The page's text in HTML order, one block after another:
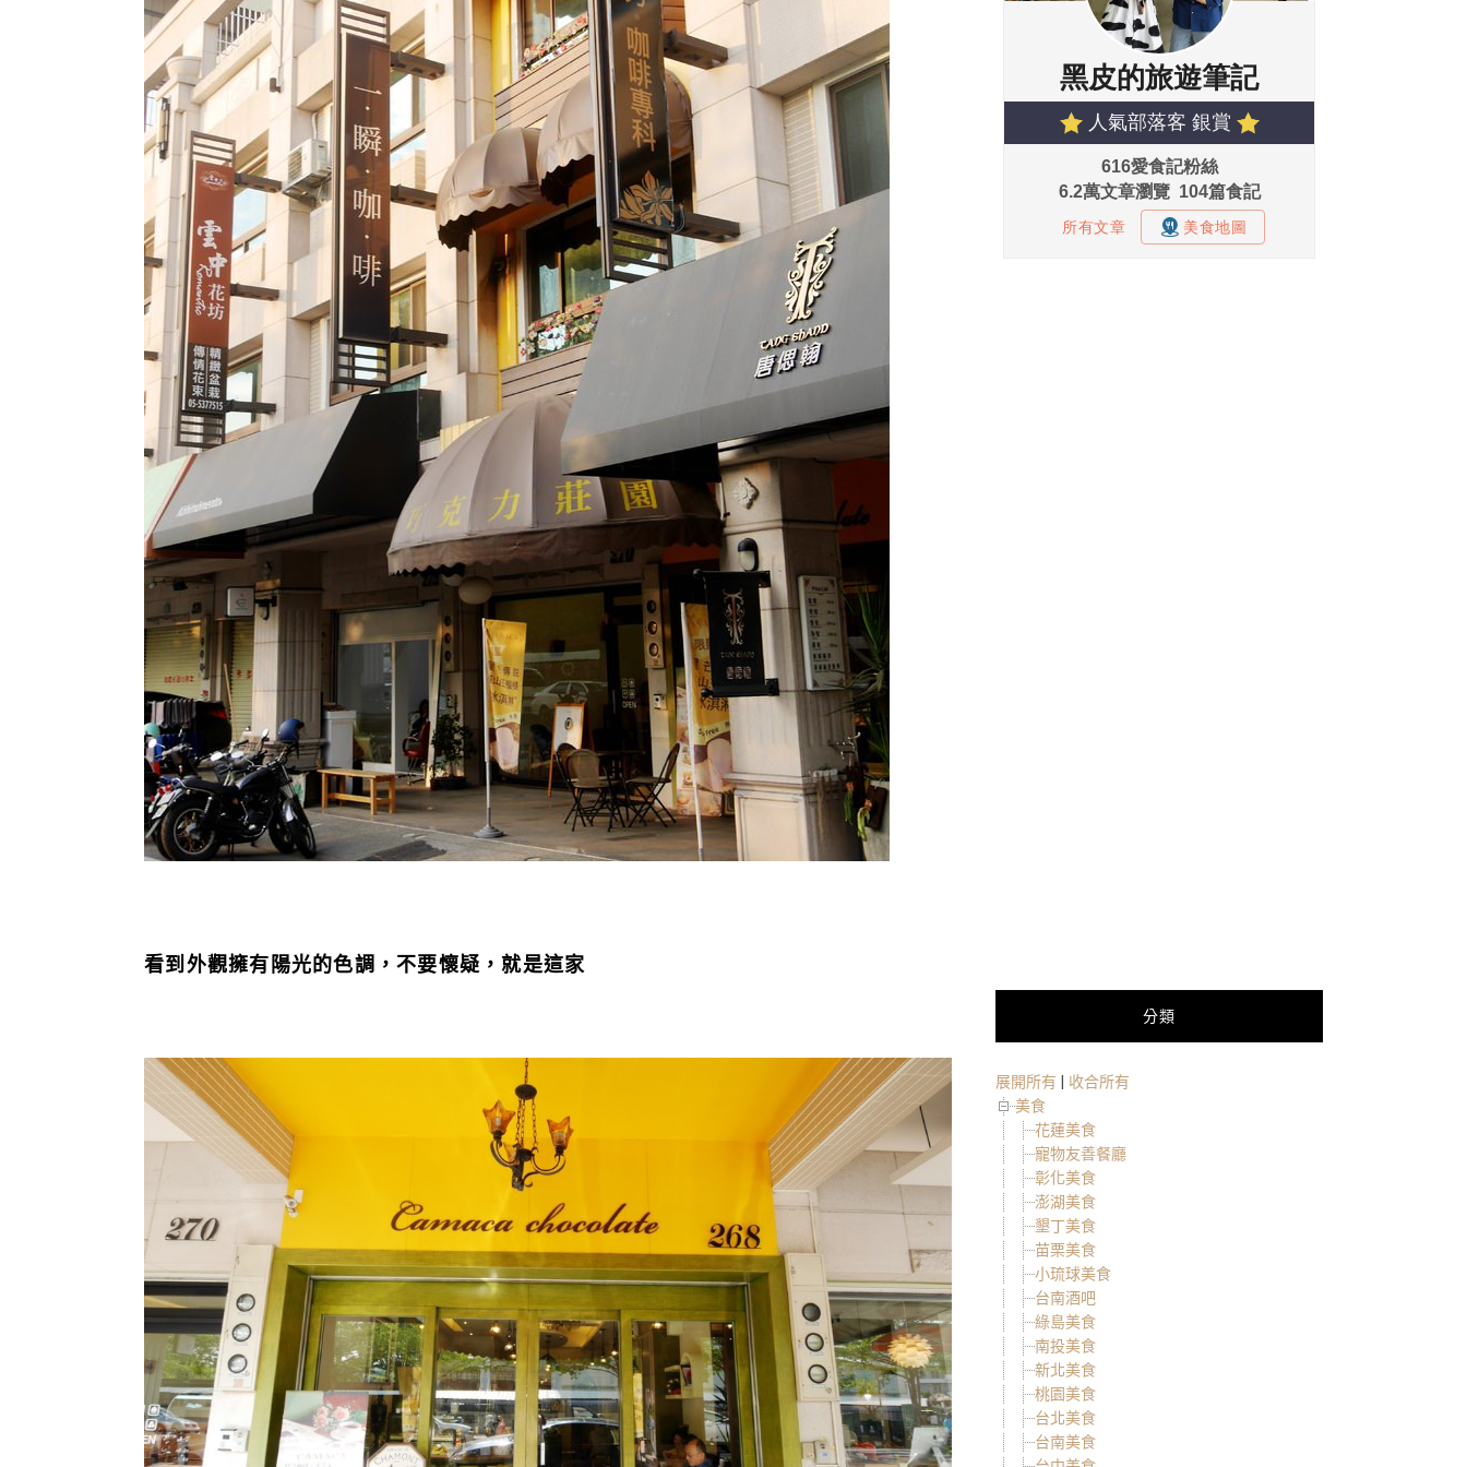
看到外觀擁有陽光的色調，不要懷疑，就是這家
分類
展開所有 | 收合所有
美食
花蓮美食
寵物友善餐廳
彰化美食
澎湖美食
墾丁美食
苗栗美食
小琉球美食
台南酒吧
綠島美食
南投美食
新北美食
桃園美食
台北美食
台南美食